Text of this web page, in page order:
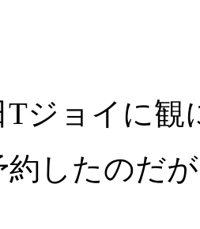
ジョイに観
約したのだ